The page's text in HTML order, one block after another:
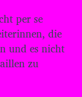
per se
die
und es nicht
zu